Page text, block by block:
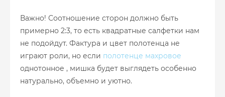
Важно! Соотношение сторон должно быть
примерно 2:3, то есть квадратные салфетки нам
не подойдут. Фактура и цвет полотенца не
играют роли, но если полотенце махровое
однотонное , мишка будет выглядеть особенно
натурально, объемно и уютно.